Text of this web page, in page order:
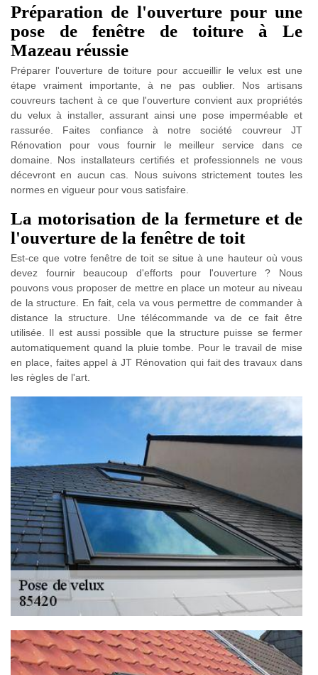
Préparation de l'ouverture pour une
pose de fenêtre de toiture à Le
Mazeau réussie
Préparer l'ouverture de toiture pour accueillir le velux est une
étape vraiment importante, à ne pas oublier. Nos artisans
couvreurs tachent à ce que l'ouverture convient aux propriétés
du velux à installer, assurant ainsi une pose imperméable et
rassurée. Faites confiance à notre société couvreur JT
Rénovation pour vous fournir le meilleur service dans ce
domaine. Nos installateurs certifiés et professionnels ne vous
décevront en aucun cas. Nous suivons strictement toutes les
normes en vigueur pour vous satisfaire.
La motorisation de la fermeture et de
l'ouverture de la fenêtre de toit
Est-ce que votre fenêtre de toit se situe à une hauteur où vous
devez fournir beaucoup d'efforts pour l'ouverture ? Nous
pouvons vous proposer de mettre en place un moteur au niveau
de la structure. En fait, cela va vous permettre de commander à
distance la structure. Une télécommande va de ce fait être
utilisée. Il est aussi possible que la structure puisse se fermer
automatiquement quand la pluie tombe. Pour le travail de mise
en place, faites appel à JT Rénovation qui fait des travaux dans
les règles de l'art.